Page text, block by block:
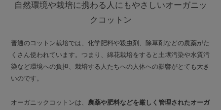
自然環境や栽培に携わる人にもやさしいオーガニッ
クコットン
普通のコットン栽培では、化学肥料や殺虫剤、除草剤などの農薬がた
くさん使われています。つまり、綿花栽培をすると土壌汚染や水質汚
染など環境への負担、栽培する人たちへの人体への影響がとても大き
いのです。
オーガニックコットンは、 農薬や肥料などを厳しく管理されたオーガ